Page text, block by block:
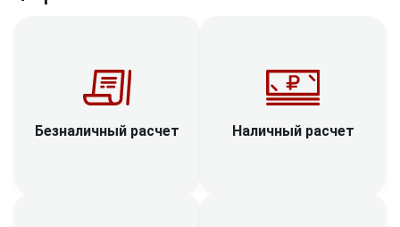
Безналичный расчет Наличный расчет